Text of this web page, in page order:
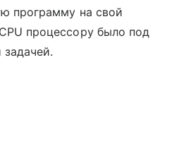
программу на свой
процессору было под
задачей.